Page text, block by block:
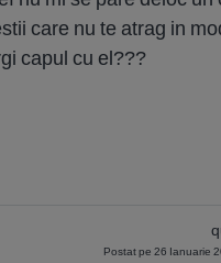
care nu te atrag in
capul cu el???
Postat pe 26 Ianuarie